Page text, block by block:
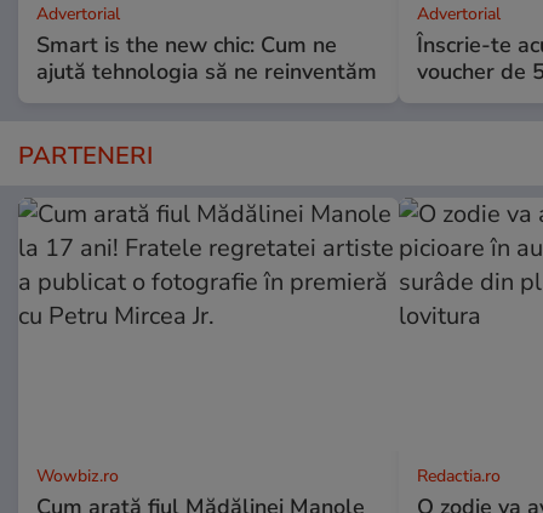
Advertorial
Smart is the new chic: Cum ne
ajută tehnologia să ne reinventăm
Advertorial
Înscrie-te
voucher de
PARTENERI
Wowbiz.ro
Cum arată fiul Mădălinei Manole
Redactia.ro
O zodie va